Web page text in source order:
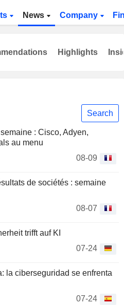
News Company
Search
: Cisco, Adyen,
au menu
08-09
de sociétés : semaine
08-07
trifft auf KI
07-24
la ciberseguridad se enfrenta
07-24
Highlights